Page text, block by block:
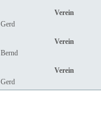
Verein
Gerd
Verein
Bernd
Verein
Gerd